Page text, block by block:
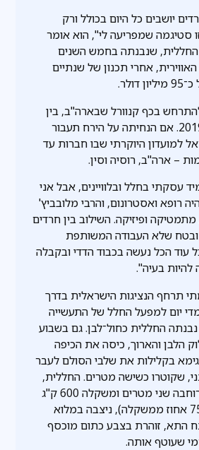
יושבים כל היום בכולל ורק
סטיגמה שמפריעה לי", הוא אומר
החללית, שנבנתה בחמש השנים
אחרי תכנון של שנתיים
להתרחש בכף קנוורל שבארה"ב, בין
ינואר לסוף מארס 2019. אם הנחיתה על הירח תעבור
למועדון היוקרתי שבו חברות עד
– ארה"ב, רוסיה וסין.
עסקתי בחלל ובלוויינים, אבל אני
רופא ואסטרונום, והרבי מלובביץ'
ופיזיקה. השילוב בין חרדים
ובטח שלא העבודה המשותפת
עוד הכל נעשה בכבוד הדדי ובקבלה
בעיה".
תרחף הנציגות הישראלית בדרך
יום למפעל החלל של התעשייה
נבנתה החללית כחול־לבן. גם בשבוע
הלבן והארוך, כיסה את הכיפה
בקלילות את שלבי הסולם לעבר
שקוטרו כשישה מטרים. החללית,
שגובהה מטר וחצי, רוחבה שני מטרים ומשקלה 600 ק"ג
(כולל הדלק, שהוא 75 אחוז ממשקלה), ניצבה במלוא
התא, זוהרת בצבע כתום מוכסף
שעוטף אותה.